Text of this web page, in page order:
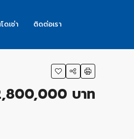
ดเช่า ติดต่อเรา
บาท